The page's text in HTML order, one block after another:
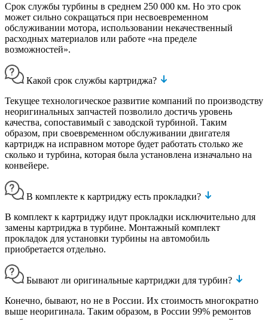
Срок службы турбины в среднем 250 000 км. Но это срок
может сильно сокращаться при несвоевременном
обслуживании мотора, использовании некачественный
расходных материалов или работе «на пределе
возможностей».
Какой срок службы картриджа?
Текущее технологическое развитие компаний по производству
неоригинальных запчастей позволило достичь уровень
качества, сопоставимый с заводской турбиной. Таким
образом, при своевременном обслуживании двигателя
картридж на исправном моторе будет работать столько же
сколько и турбина, которая была установлена изначально на
конвейере.
В комплекте к картриджу есть прокладки?
В комплект к картриджу идут прокладки исключительно для
замены картриджа в турбине. Монтажный комплект
прокладок для установки турбины на автомобиль
приобретается отдельно.
Бывают ли оригинальные картриджи для турбин?
Конечно, бывают, но не в России. Их стоимость многократно
выше неоригинала. Таким образом, в России 99% ремонтов